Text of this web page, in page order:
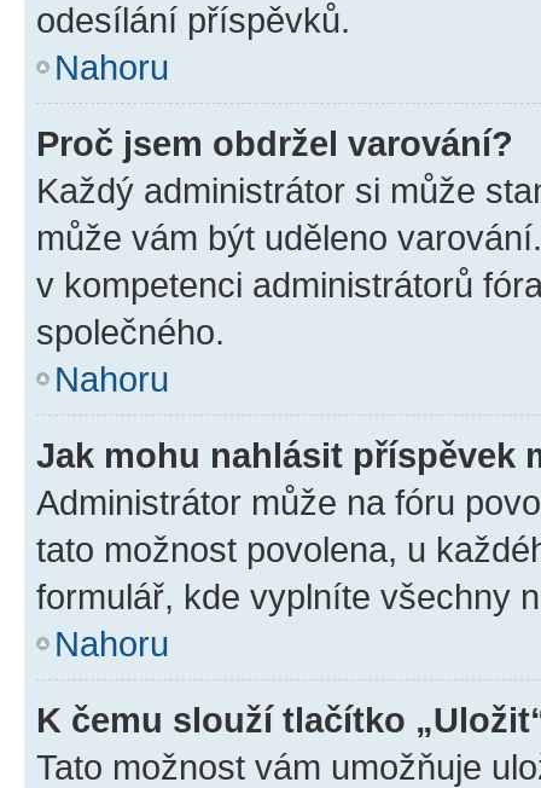
odesílání příspěvků.
Nahoru
Proč jsem obdržel varování?
Každý administrátor si může
může vám být uděleno
v kompetenci administrátorů
společného.
Nahoru
Jak mohu nahlásit příspěvek
Administrátor může na fóru
tato možnost povolena, u
formulář, kde vyplníte všechny
Nahoru
K čemu slouží tlačítko
Tato možnost vám umožňuje